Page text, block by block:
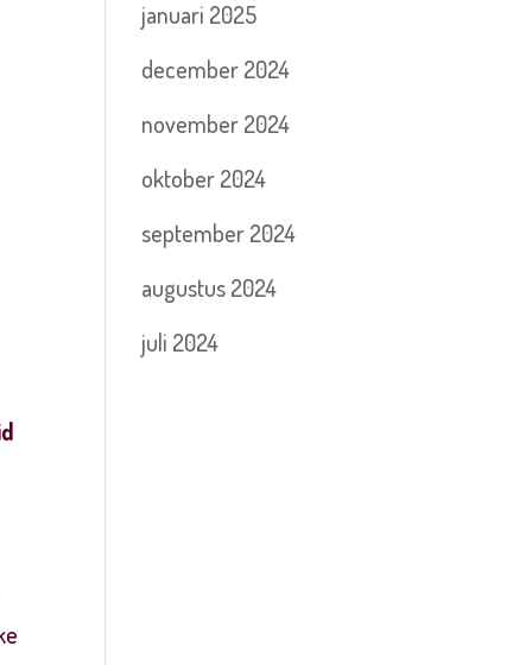
januari 2025
december 2024
november 2024
oktober 2024
september 2024
augustus 2024
juli 2024